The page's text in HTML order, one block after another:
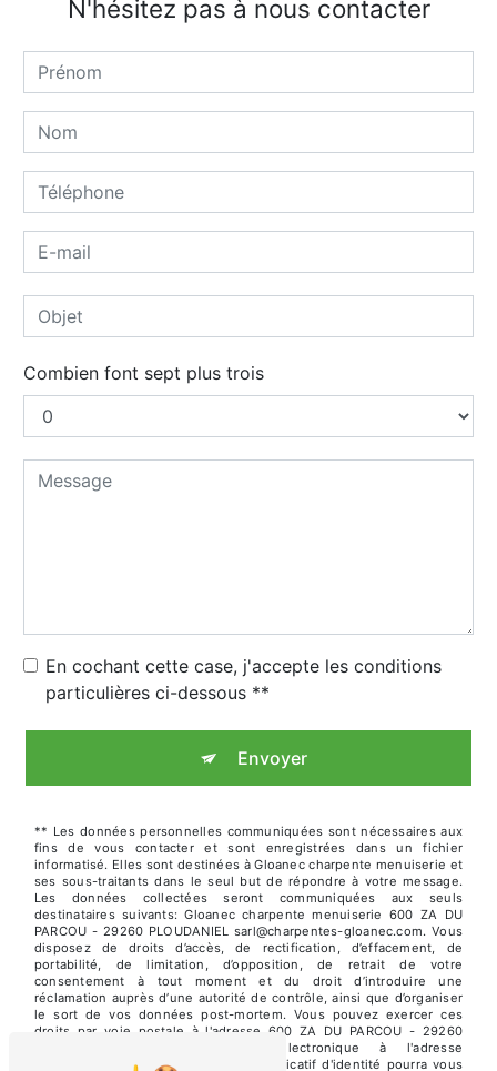
N'hésitez pas à nous contacter
Combien font sept plus trois
En cochant cette case, j'accepte les conditions
particulières ci-dessous **
Envoyer
** Les données personnelles communiquées sont nécessaires aux
fins de vous contacter et sont enregistrées dans un fichier
informatisé. Elles sont destinées à Gloanec charpente menuiserie et
ses sous-traitants dans le seul but de répondre à votre message.
Les données collectées seront communiquées aux seuls
destinataires suivants: Gloanec charpente menuiserie 600 ZA DU
PARCOU - 29260 PLOUDANIEL sarl@charpentes-gloanec.com. Vous
disposez de droits d’accès, de rectification, d’effacement, de
portabilité, de limitation, d’opposition, de retrait de votre
consentement à tout moment et du droit d’introduire une
réclamation auprès d’une autorité de contrôle, ainsi que d’organiser
le sort de vos données post-mortem. Vous pouvez exercer ces
droits par voie postale à l'adresse 600 ZA DU PARCOU - 29260
PLOUDANIEL ou par courrier électronique à l'adresse
sarl@charpentes-gloanec.com. Un justificatif d'identité pourra vous